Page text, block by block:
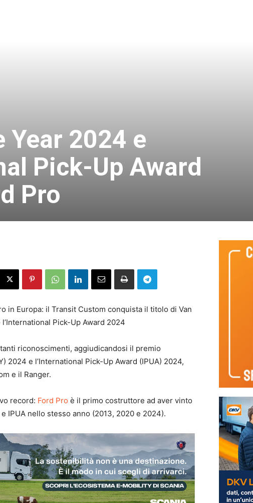
Year 2024 e
Pick-Up Award
Pro
in Europa: il Transit Custom conquista il titolo di Van
Pick-Up Award 2024
riconoscimenti, aggiudicandosi il premio
2024 e l’International Pick-Up Award (IPUA) 2024,
e il Ranger.
record: Ford Pro è il primo costruttore ad aver vinto
IPUA nello stesso anno (2013, 2020 e 2024).